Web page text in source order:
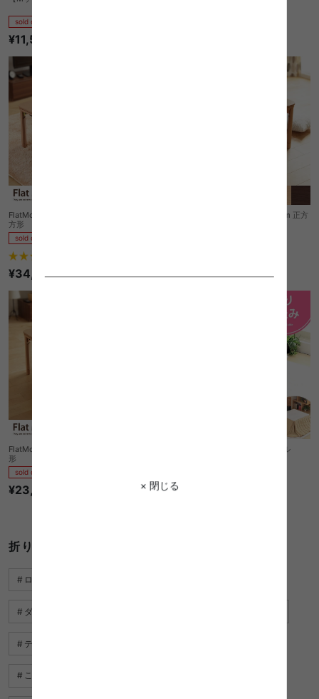
× 閉じる
sold out
¥11,550
FlatMollis こたつテーブル105×75cm 長
方形
sold out
¥34,450
FlatMollis こたつテーブル75×75cm 正方
FlatMollis こたつテーブル60×60cm 正方
形
sold out
¥23,800
milan 75 折りたたみコタツテーブル
¥22,880
折りたたみ こたつに関するキーワード
ローソファ こたつ
ダイニングテーブルセット 折りたたみ
テーブル 折りたたみ アウトドア
こたつ布団 ピンク